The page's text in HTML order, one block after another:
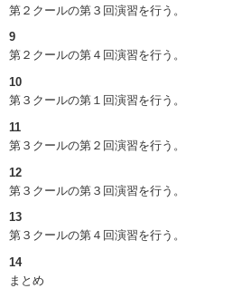
第２クールの第３回演習を行う。
9
第２クールの第４回演習を行う。
10
第３クールの第１回演習を行う。
11
第３クールの第２回演習を行う。
12
第３クールの第３回演習を行う。
13
第３クールの第４回演習を行う。
14
まとめ